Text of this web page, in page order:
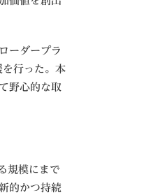
ーダープラ
行った。本
野心的な取
規模にまで
的かつ持続